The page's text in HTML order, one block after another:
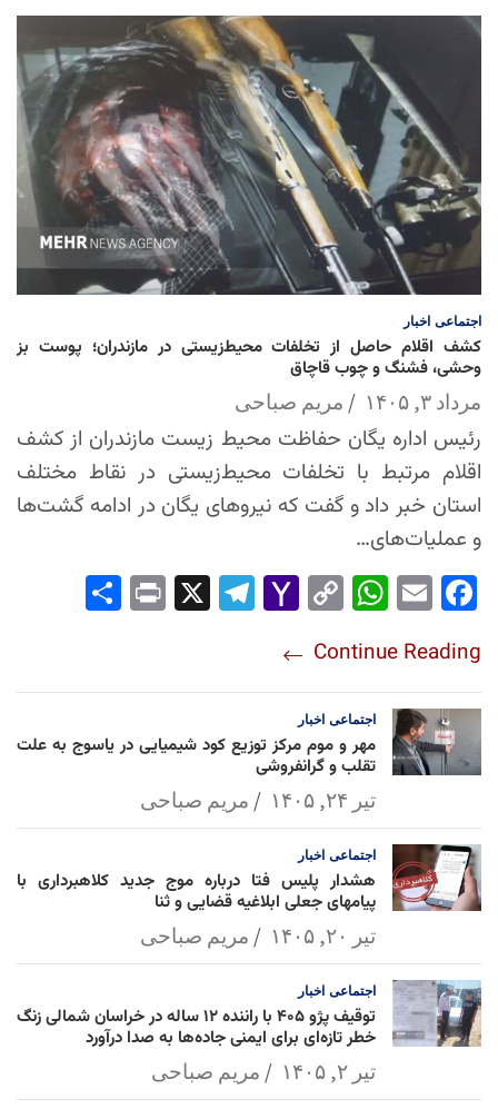
اجتماعی اخبار
کشف اقلام حاصل از تخلفات محیط‌زیستی در مازندران؛ پوست بز
وحشی، فشنگ و چوب قاچاق
مرداد ۳, ۱۴۰۵ مریم صباحی
رئیس اداره یگان حفاظت محیط زیست مازندران از کشف
اقلام مرتبط با تخلفات محیط‌زیستی در نقاط مختلف
استان خبر داد و گفت که نیروهای یگان در ادامه گشت‌ها
و عملیات‌های…
Fac
ok
Em
Wh
Ap
p
Co
Lin
k
Yah
l
Tel
Pri
Continue Reading
اجتماعی اخبار
مهر و موم مرکز توزیع کود شیمیایی در یاسوج به علت
تقلب و گرانفروشی
تیر ۲۴, ۱۴۰۵ مریم صباحی
اجتماعی اخبار
هشدار پلیس فتا درباره موج جدید کلاهبرداری با
پیامهای جعلی ابلاغیه قضایی و ثنا
تیر ۲۰, ۱۴۰۵ مریم صباحی
اجتماعی اخبار
توقیف پژو ۴۰۵ با راننده ۱۲ ساله در خراسان شمالی زنگ
خطر تازه‌ای برای ایمنی جاده‌ها به صدا درآورد
تیر ۲, ۱۴۰۵ مریم صباحی